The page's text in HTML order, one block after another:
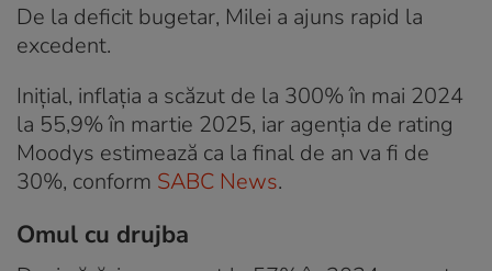
De la deficit bugetar, Milei a ajuns rapid la
excedent.
Inițial, inflația a scăzut de la 300% în mai 2024
la 55,9% în martie 2025, iar agenția de rating
Moodys estimează ca la final de an va fi de
30%, conform SABC News.
Omul cu drujba